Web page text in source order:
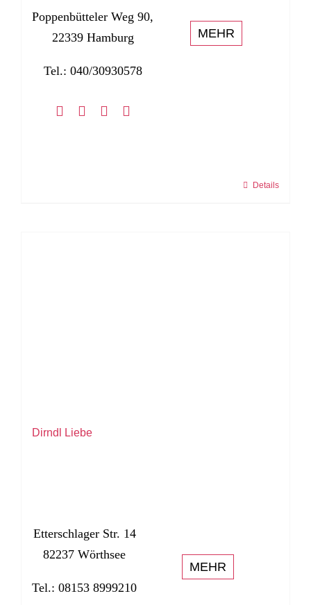
Poppenbütteler Weg 90,
22339 Hamburg
Tel.: 040/30930578
MEHR
Details
Dirndl Liebe
Etterschlager Str. 14
82237 Wörthsee
Tel.: 08153 8999210
MEHR